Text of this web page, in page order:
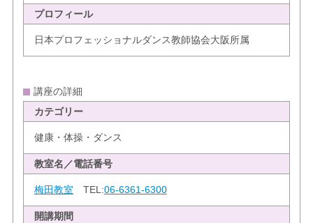
プロフィール
日本プロフェッショナルダンス教師協会大阪所属
講座の詳細
カテゴリー
健康・体操・ダンス
教室名／電話番号
梅田教室 TEL:06-6361-6300
開講期間